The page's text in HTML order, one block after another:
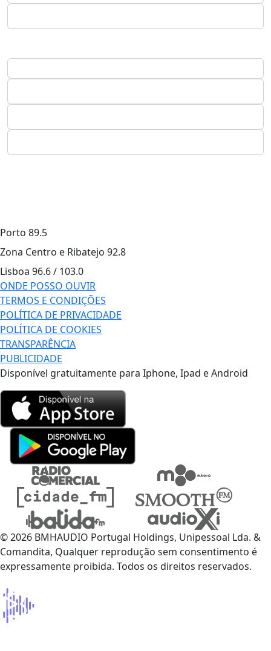
Porto 89.5
Zona Centro e Ribatejo 92.8
Lisboa 96.6 / 103.0
ONDE POSSO OUVIR
TERMOS E CONDIÇÕES
POLÍTICA DE PRIVACIDADE
POLÍTICA DE COOKIES
TRANSPARÊNCIA
PUBLICIDADE
Disponível gratuitamente para Iphone, Ipad e Android
© 2026 BMHAUDIO Portugal Holdings, Unipessoal Lda. &
Comandita, Qualquer reprodução sem consentimento é
expressamente proibida. Todos os direitos reservados.